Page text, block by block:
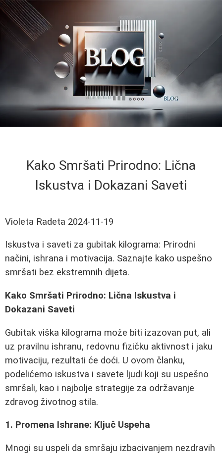
Kako Smršati Prirodno: Lična
Iskustva i Dokazani Saveti
Violeta Radeta 2024-11-19
Iskustva i saveti za gubitak kilograma: Prirodni
načini, ishrana i motivacija. Saznajte kako uspešno
smršati bez ekstremnih dijeta.
Kako Smršati Prirodno: Lična Iskustva i
Dokazani Saveti
Gubitak viška kilograma može biti izazovan put, ali
uz pravilnu ishranu, redovnu fizičku aktivnost i jaku
motivaciju, rezultati će doći. U ovom članku,
podelićemo iskustva i savete ljudi koji su uspešno
smršali, kao i najbolje strategije za održavanje
zdravog životnog stila.
1. Promena Ishrane: Ključ Uspeha
Mnogi su uspeli da smršaju izbacivanjem nezdravih